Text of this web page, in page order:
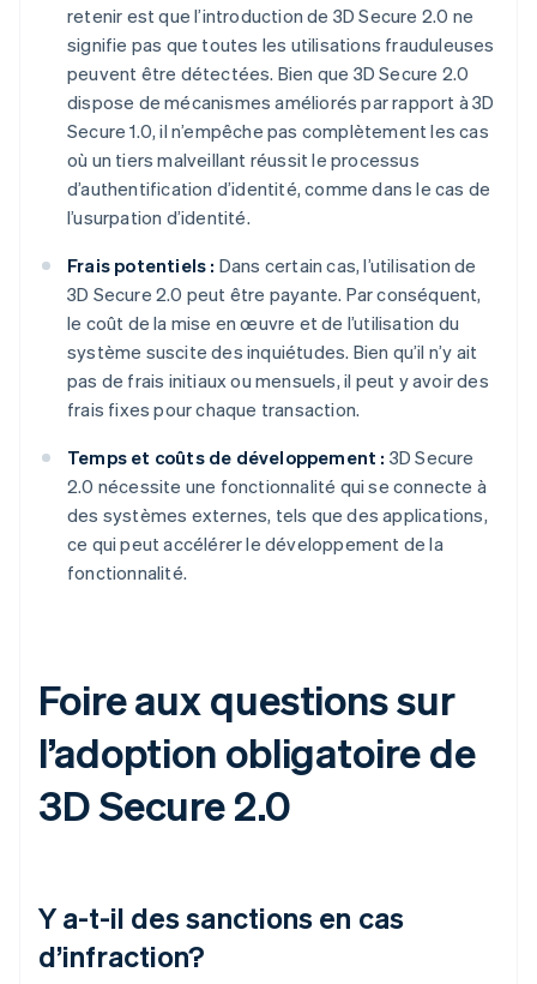
retenir est que l’introduction de 3D Secure 2.0 ne
signifie pas que toutes les utilisations frauduleuses
peuvent être détectées. Bien que 3D Secure 2.0
dispose de mécanismes améliorés par rapport à 3D
Secure 1.0, il n’empêche pas complètement les cas
où un tiers malveillant réussit le processus
d’authentification d’identité, comme dans le cas de
l’usurpation d’identité.
Frais potentiels : Dans certain cas, l’utilisation de
3D Secure 2.0 peut être payante. Par conséquent,
le coût de la mise en œuvre et de l’utilisation du
système suscite des inquiétudes. Bien qu’il n’y ait
pas de frais initiaux ou mensuels, il peut y avoir des
frais fixes pour chaque transaction.
Temps et coûts de développement : 3D Secure
2.0 nécessite une fonctionnalité qui se connecte à
des systèmes externes, tels que des applications,
ce qui peut accélérer le développement de la
fonctionnalité.
Foire aux questions sur
l’adoption obligatoire de
3D Secure 2.0
Y a-t-il des sanctions en cas
d’infraction?